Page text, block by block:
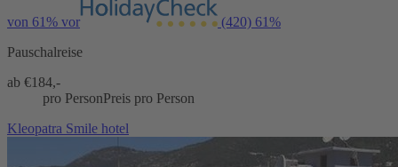
von 61% vor (420) 61%
Pauschalreise
ab €184,-
pro PersonPreis pro Person
Kleopatra Smile hotel